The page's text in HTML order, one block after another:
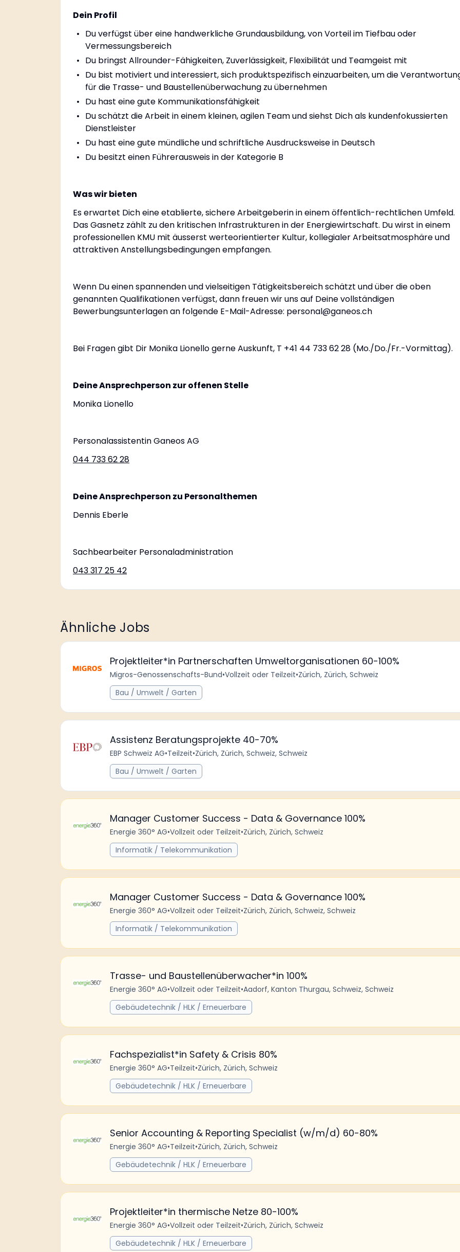
Dein Profil
Du verfügst über eine handwerkliche Grundausbildung, von Vorteil im Tiefbau oder
Vermessungsbereich
Du bringst Allrounder-Fähigkeiten, Zuverlässigkeit, Flexibilität und Teamgeist mit
Du bist motiviert und interessiert, sich produktspezifisch einzuarbeiten, um die
für die Trasse- und Baustellenüberwachung zu übernehmen
Du hast eine gute Kommunikationsfähigkeit
Du schätzt die Arbeit in einem kleinen, agilen Team und siehst Dich als kundenfokussierten
Dienstleister
Du hast eine gute mündliche und schriftliche Ausdrucksweise in Deutsch
Du besitzt einen Führerausweis in der Kategorie B
Was wir bieten
Es erwartet Dich eine etablierte, sichere Arbeitgeberin in einem öffentlich-rechtlichen Umfeld.
Das Gasnetz zählt zu den kritischen Infrastrukturen in der Energiewirtschaft. Du wirst in einem
professionellen KMU mit äusserst werteorientierter Kultur, kollegialer Arbeitsatmosphäre und
attraktiven Anstellungsbedingungen empfangen.
Wenn Du einen spannenden und vielseitigen Tätigkeitsbereich schätzt und über die oben
genannten Qualifikationen verfügst, dann freuen wir uns auf Deine vollständigen
Bewerbungsunterlagen an folgende E-Mail-Adresse: personal@ganeos.ch
Bei Fragen gibt Dir Monika Lionello gerne Auskunft, T +41 44 733 62 28 (Mo./Do./Fr.-Vormittag).
Deine Ansprechperson zur offenen Stelle
Monika Lionello
Personalassistentin Ganeos AG
044 733 62 28
Deine Ansprechperson zu Personalthemen
Dennis Eberle
Sachbearbeiter Personaladministration
043 317 25 42
Ähnliche Jobs
Projektleiter*in Partnerschaften Umweltorganisationen 60-100%
Migros-Genossenschafts-Bund•Vollzeit oder Teilzeit•Zürich, Zürich, Schweiz
Bau / Umwelt / Garten
Assistenz Beratungsprojekte 40-70%
EBP Schweiz AG•Teilzeit•Zürich, Zürich, Schweiz, Schweiz
Bau / Umwelt / Garten
Manager Customer Success - Data & Governance 100%
Energie 360° AG•Vollzeit oder Teilzeit•Zürich, Zürich, Schweiz
Informatik / Telekommunikation
Manager Customer Success - Data & Governance 100%
Energie 360° AG•Vollzeit oder Teilzeit•Zürich, Zürich, Schweiz, Schweiz
Informatik / Telekommunikation
Trasse- und Baustellenüberwacher*in 100%
Energie 360° AG•Vollzeit oder Teilzeit•Aadorf, Kanton Thurgau, Schweiz, Schweiz
Gebäudetechnik / HLK / Erneuerbare
Fachspezialist*in Safety & Crisis 80%
Energie 360° AG•Teilzeit•Zürich, Zürich, Schweiz
Gebäudetechnik / HLK / Erneuerbare
Senior Accounting & Reporting Specialist (w/m/d) 60-80%
Energie 360° AG•Teilzeit•Zürich, Zürich, Schweiz
Gebäudetechnik / HLK / Erneuerbare
Projektleiter*in thermische Netze 80-100%
Energie 360° AG•Vollzeit oder Teilzeit•Zürich, Zürich, Schweiz
Gebäudetechnik / HLK / Erneuerbare